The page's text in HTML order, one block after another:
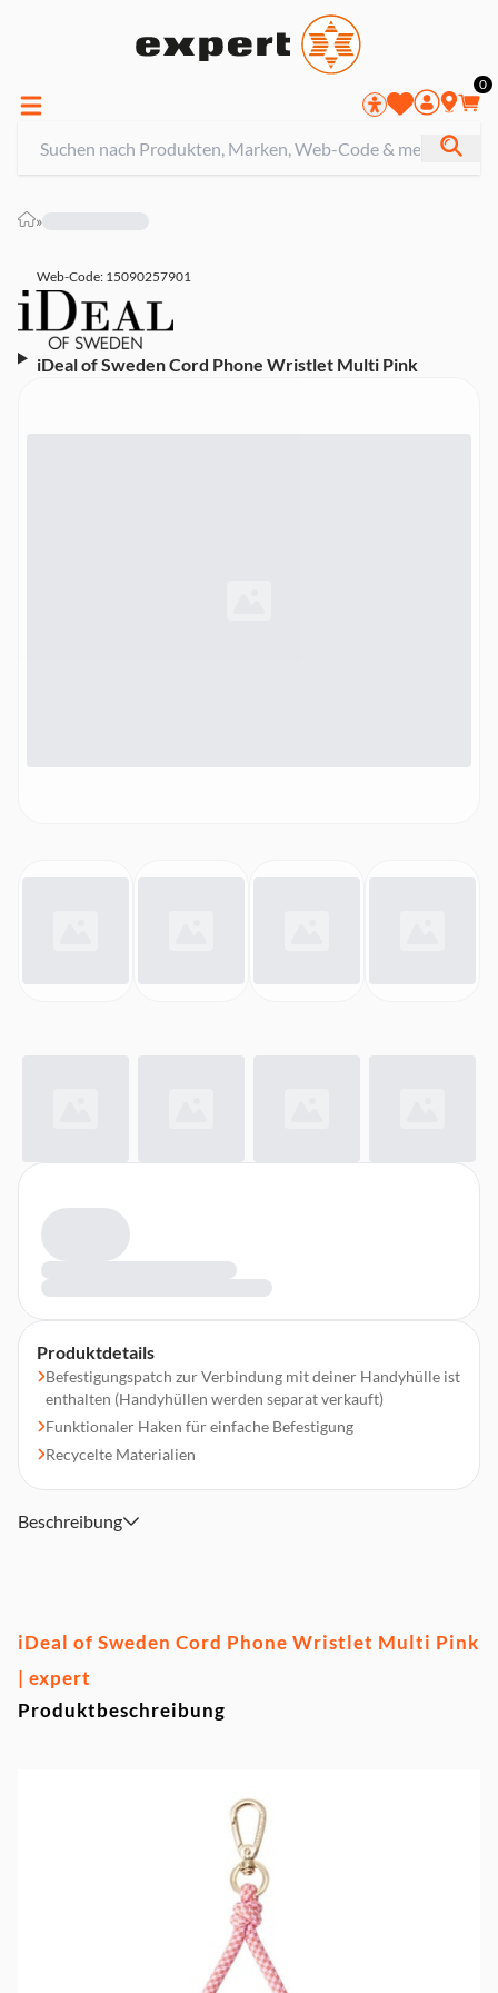
0
»
Web-Code: 15090257901
iDeal of Sweden Cord Phone Wristlet Multi Pink
Produktdetails
Befestigungspatch zur Verbindung mit deiner Handyhülle ist
enthalten (Handyhüllen werden separat verkauft)
Funktionaler Haken für einfache Befestigung
Recycelte Materialien
Beschreibung
iDeal of Sweden Cord Phone Wristlet Multi Pink
| expert
Produktbeschreibung